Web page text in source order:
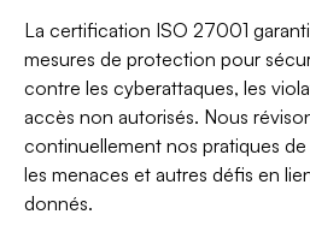
La certification ISO 27001
mesures de protection pour
contre les cyberattaques, les
accès non autorisés. Nous
continuellement nos pratiques
les menaces et autres défis en
donnés.